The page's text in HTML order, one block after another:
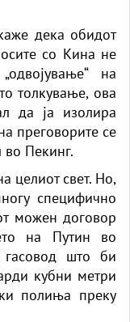
дека обидот
со Кина не
на
толкување, ова
да ја изолира
преговорите се
Пекинг.
целиот свет. Но,
специфично
можен договор
на Путин во
што би
кубни метри
полиња преку